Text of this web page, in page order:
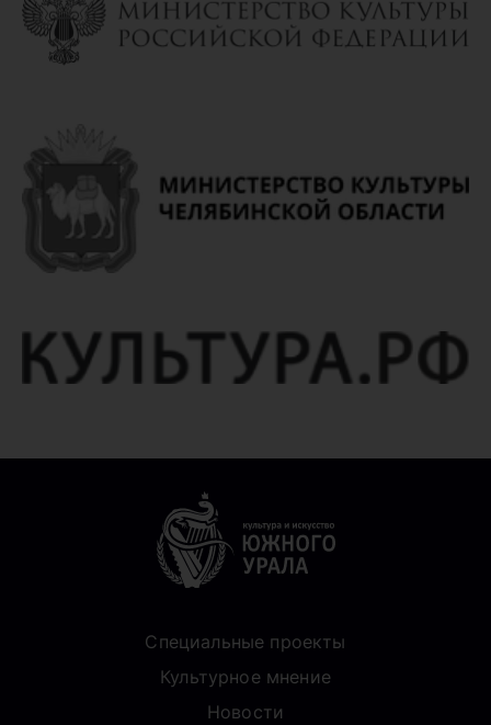
Специальные проекты
Культурное мнение
Новости